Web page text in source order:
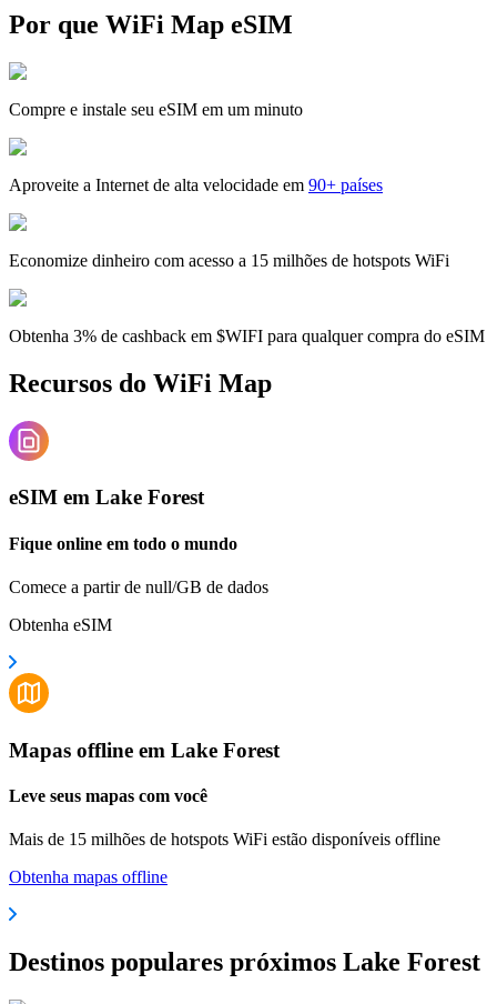
Por que WiFi Map eSIM
Compre e instale seu eSIM em um minuto
Aproveite a Internet de alta velocidade em 90+ países
Economize dinheiro com acesso a 15 milhões de hotspots WiFi
Obtenha 3% de cashback em $WIFI para qualquer compra do eSIM
Recursos do WiFi Map
eSIM em Lake Forest
Fique online em todo o mundo
Comece a partir de null/GB de dados
Obtenha eSIM
Mapas offline em Lake Forest
Leve seus mapas com você
Mais de 15 milhões de hotspots WiFi estão disponíveis offline
Obtenha mapas offline
Destinos populares próximos Lake Forest